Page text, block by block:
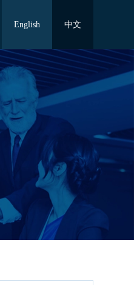
English 中文